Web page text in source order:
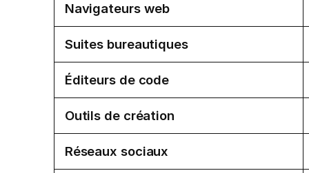
Navigateurs web
Suites bureautiques
Éditeurs de code
Outils de création
Réseaux sociaux